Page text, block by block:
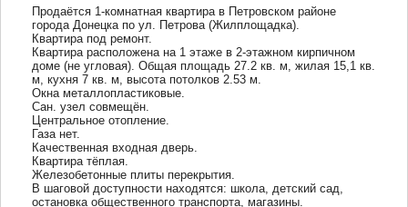
Продаётся 1-комнатная квартира в Петровском районе
города Донецка по ул. Петрова (Жилплощадка).
Квартира под ремонт.
Квартира расположена на 1 этаже в 2-этажном кирпичном
доме (не угловая). Общая площадь 27.2 кв. м, жилая 15,1 кв.
м, кухня 7 кв. м, высота потолков 2.53 м.
Окна металлопластиковые.
Сан. узел совмещён.
Центральное отопление.
Газа нет.
Качественная входная дверь.
Квартира тёплая.
Железобетонные плиты перекрытия.
В шаговoй дoступности нaxодятся: школa, детский сад,
oстанoвка обществeннoгo тpaнспорта, магазины.